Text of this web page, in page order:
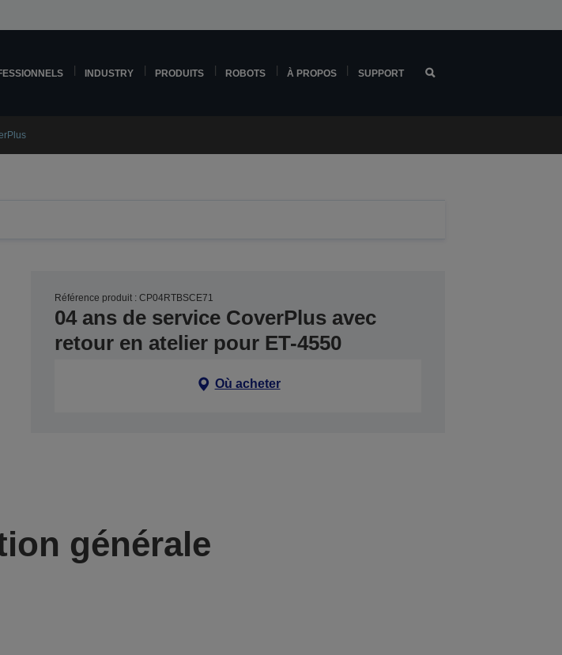
INDUSTRY PRODUITS ROBOTS À PROPOS SUPPORT
Référence produit : CP04RTBSCE71
04 ans de service CoverPlus avec
retour en atelier pour ET-4550
Où acheter
générale